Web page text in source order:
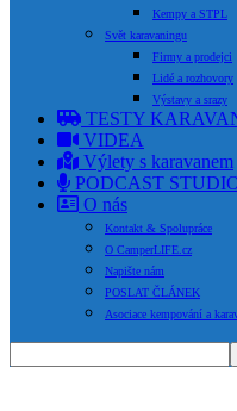
Kempy a STPL
Svět karavaningu
Firmy a prodejci
Lidé a rozhovory
Výstavy a srazy
TESTY
VIDEA
Výlety s karavanem
PODCAST
O nás
Kontakt & Spolupráce
O CamperLIFE.cz
Napište nám
POSLAT ČLÁNEK
Asociace kempování a